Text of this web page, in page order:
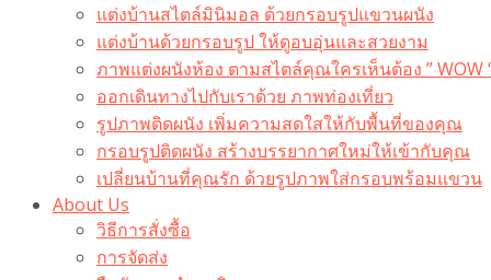
แต่งบ้านสไตล์มินิมอล ด้วยกรอบรูปแขวนผนัง
แต่งบ้านด้วยกรอบรูป ให้ดูอบอุ่นและสวยงาม
ภาพแต่งผนังห้อง ตามสไตล์คุณใครเห็นต้อง ” WOW
ออกเดินทางไปกับเราด้วย ภาพท่องเที่ยว
รูปภาพติดผนัง เพิ่มความสดใสให้กับพื้นที่ของคุณ
กรอบรูปติดผนัง สร้างบรรยากาศใหม่ให้เข้ากับคุณ
เปลี่ยนบ้านที่คุณรัก ด้วยรูปภาพใส่กรอบพร้อมแขวน​
About Us
วิธีการสั่งซื้อ
การจัดส่ง